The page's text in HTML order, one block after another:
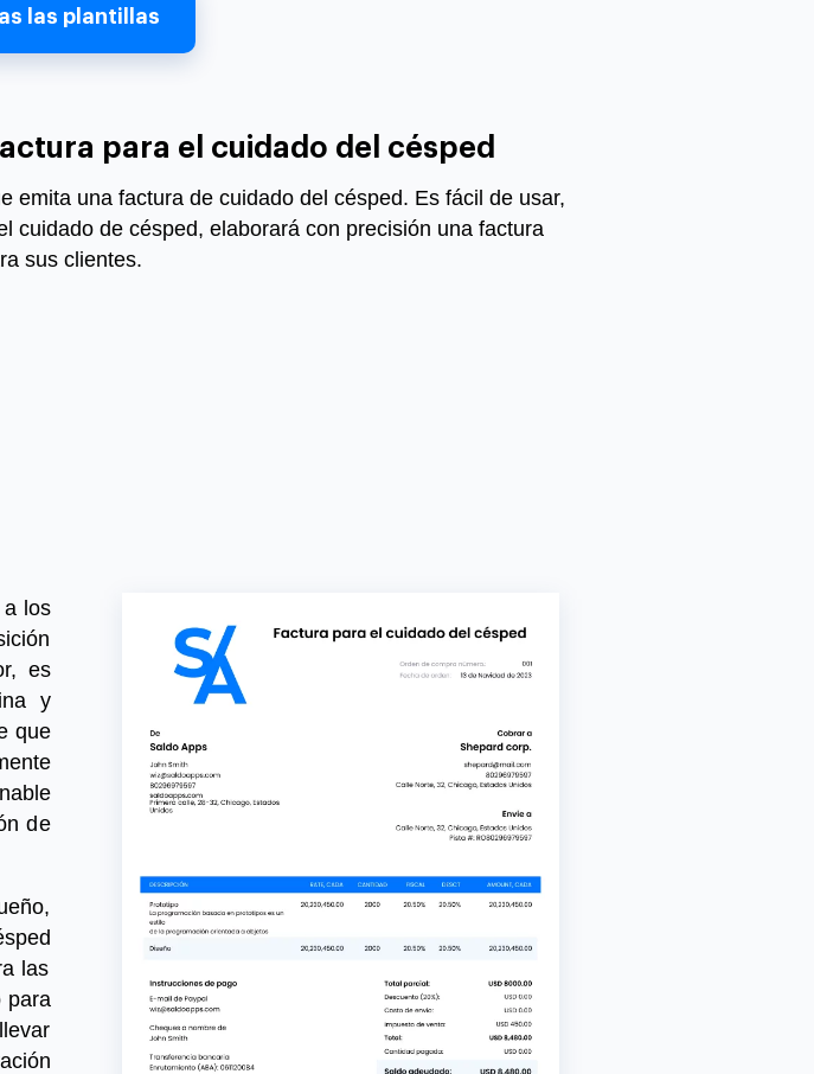
las plantillas
para el cuidado del césped
emita una factura de cuidado del césped. Es fácil de usar,
cuidado de césped, elaborará con precisión una factura
sus clientes.
a los
es
y
que
de
las
para